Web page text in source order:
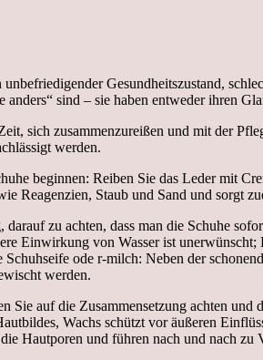
Gesundheitszustand,
sind – sie haben entweder ihren
sich zusammenzureißen und mit der
werden.
beginnen: Reiben Sie das Leder mit
Reagenzien, Staub und Sand und sorgt
zu achten, dass man die Schuhe
Einwirkung von Wasser ist
ode r-milch: Neben der
werden.
Sie auf die Zusammensetzung achten
Wachs schützt vor äußeren
Hautporen und führen nach und nach zu